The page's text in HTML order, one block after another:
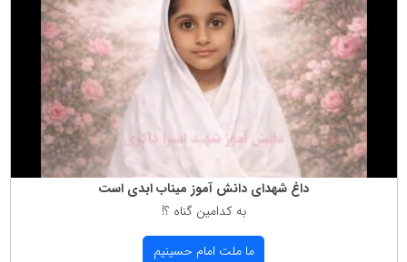
داغ شهدای دانش آموز میناب ابدی است
به كدامین گناه ؟!
ما ملت امام حسینیم